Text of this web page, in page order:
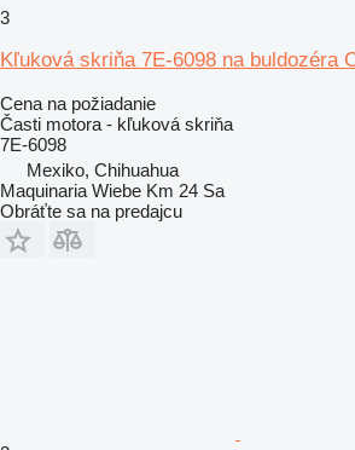
3
Kľuková skriňa 7E-6098 na buldozéra
Cena na požiadanie
Časti motora - kľuková skriňa
7E-6098
Mexiko, Chihuahua
Maquinaria Wiebe Km 24 Sa
Obráťte sa na predajcu